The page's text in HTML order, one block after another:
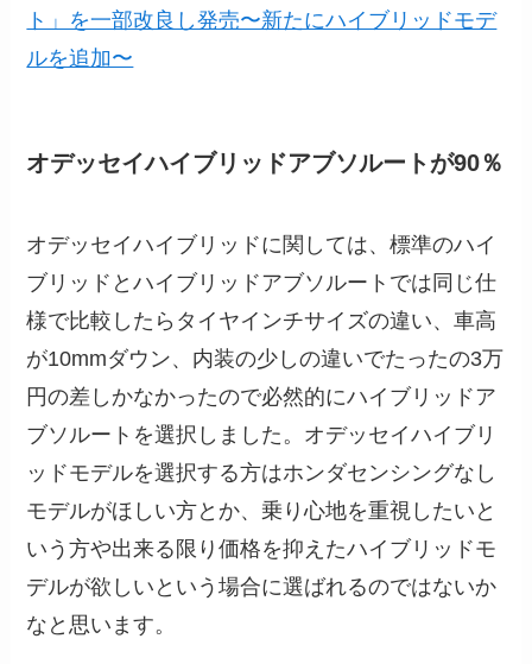
ト」を一部改良し発売〜新たにハイブリッドモデ
ルを追加〜
オデッセイハイブリッドアブソルートが90％
オデッセイハイブリッドに関しては、標準のハイ
ブリッドとハイブリッドアブソルートでは同じ仕
様で比較したらタイヤインチサイズの違い、車高
が10mmダウン、内装の少しの違いでたったの3万
円の差しかなかったので必然的にハイブリッドア
ブソルートを選択しました。オデッセイハイブリ
ッドモデルを選択する方はホンダセンシングなし
モデルがほしい方とか、乗り心地を重視したいと
いう方や出来る限り価格を抑えたハイブリッドモ
デルが欲しいという場合に選ばれるのではないか
なと思います。